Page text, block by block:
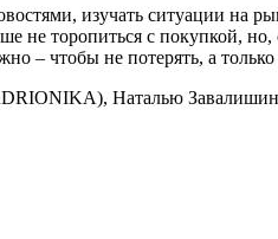
изучать ситуации на
не торопиться с покупкой,
– чтобы не потерять, а
Наталью